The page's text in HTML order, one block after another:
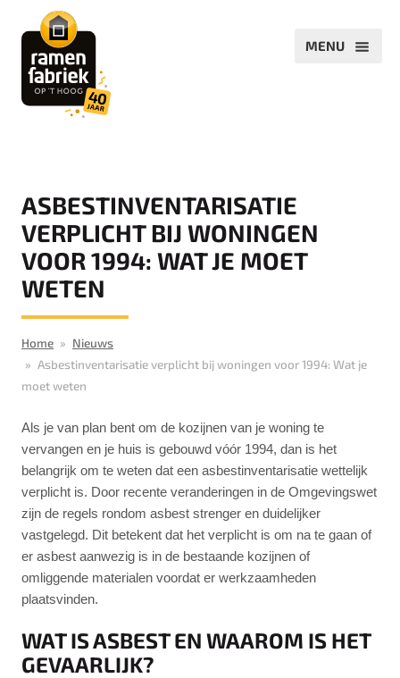
ASBESTINVENTARISATIE
VERPLICHT BIJ WONINGEN
VOOR 1994: WAT JE MOET
WETEN
Home
Nieuws
Asbestinventarisatie verplicht bij woningen voor 1994: Wat je
moet weten
Als je van plan bent om de kozijnen van je woning te
vervangen en je huis is gebouwd vóór 1994, dan is het
belangrijk om te weten dat een asbestinventarisatie wettelijk
verplicht is. Door recente veranderingen in de Omgevingswet
zijn de regels rondom asbest strenger en duidelijker
vastgelegd. Dit betekent dat het verplicht is om na te gaan of
er asbest aanwezig is in de bestaande kozijnen of
omliggende materialen voordat er werkzaamheden
plaatsvinden.
WAT IS ASBEST EN WAAROM IS HET
GEVAARLIJK?